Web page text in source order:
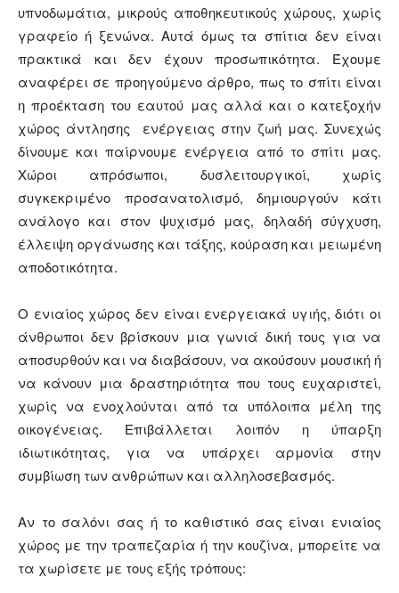
υπνοδωμάτια, μικρούς αποθηκευτικούς χώρους, χωρίς
γραφείο ή ξενώνα. Αυτά όμως τα σπίτια δεν είναι
πρακτικά και δεν έχουν προσωπικότητα. Έχουμε
αναφέρει σε προηγούμενο άρθρο, πως το σπίτι είναι
η προέκταση του εαυτού μας αλλά και ο κατεξοχήν
χώρος άντλησης ενέργειας στην ζωή μας. Συνεχώς
δίνουμε και παίρνουμε ενέργεια από το σπίτι μας.
Χώροι απρόσωποι, δυσλειτουργικοί, χωρίς
συγκεκριμένο προσανατολισμό, δημιουργούν κάτι
ανάλογο και στον ψυχισμό μας, δηλαδή σύγχυση,
έλλειψη οργάνωσης και τάξης, κούραση και μειωμένη
αποδοτικότητα.
Ο ενιαίος χώρος δεν είναι ενεργειακά υγιής, διότι οι
άνθρωποι δεν βρίσκουν μια γωνιά δική τους για να
αποσυρθούν και να διαβάσουν, να ακούσουν μουσική ή
να κάνουν μια δραστηριότητα που τους ευχαριστεί,
χωρίς να ενοχλούνται από τα υπόλοιπα μέλη της
οικογένειας. Επιβάλλεται λοιπόν η ύπαρξη
ιδιωτικότητας, για να υπάρχει αρμονία στην
συμβίωση των ανθρώπων και αλληλοσεβασμός.
Αν το σαλόνι σας ή το καθιστικό σας είναι ενιαίος
χώρος με την τραπεζαρία ή την κουζίνα, μπορείτε να
τα χωρίσετε με τους εξής τρόπους: